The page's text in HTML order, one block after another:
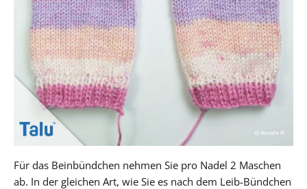
Für das Beinbündchen nehmen Sie pro Nadel 2 Maschen
ab. In der gleichen Art, wie Sie es nach dem Leib-Bündchen